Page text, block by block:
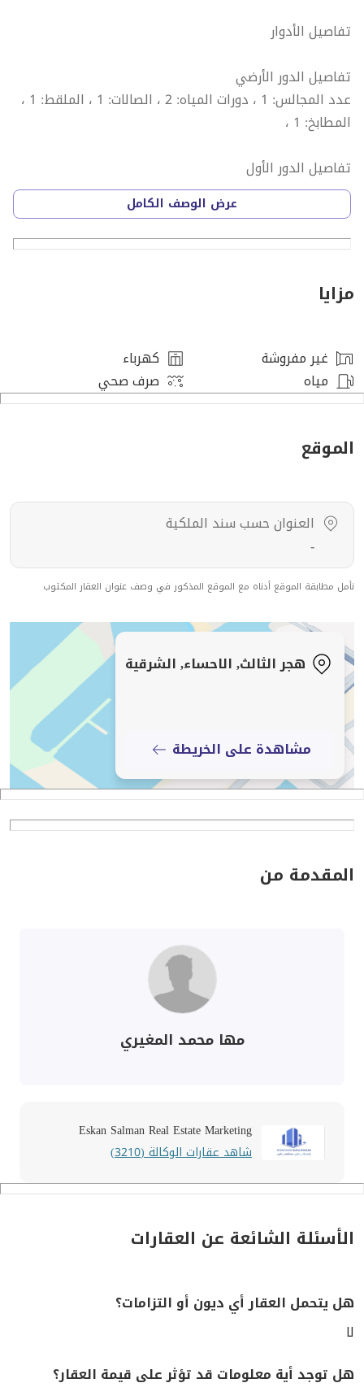
تفاصيل الأدوار
تفاصيل الدور الأرضي
عدد المجالس: 1 ، دورات المياه: 2 ، الصالات: 1 ، الملقط: 1 ،
المطابخ: 1 ،
تفاصيل الدور الأول
دورات المياه: 1 ، غرف النوم: 1 ، غرف الماستر: 3 ،
تفاصيل الملحق العلوي
مميزات العقار
قريب من الخدمات ،
رقم ترخيص الإعلان: 7200732602
رقم رخصة فال: 1200019203
رقم الجوال: +966538463033
عرض الوصف الكامل
مزايا
غير مفروشة
كهرباء
مياه
صرف صحي
الموقع
العنوان حسب سند الملكية
-
نأمل مطابقة الموقع أدناه مع الموقع المذكور في وصف عنوان العقار المكتوب
هجر الثالث, الاحساء, الشرقية
مشاهدة على الخريطة
المقدمة من
مها محمد المغيري
Eskan Salman Real Estate Marketing
شاهد عقارات الوكالة (3210)
الأسئلة الشائعة عن العقارات
هل يتحمل العقار أي ديون أو التزامات؟
لا
هل توجد أية معلومات قد تؤثر على قيمة العقار؟